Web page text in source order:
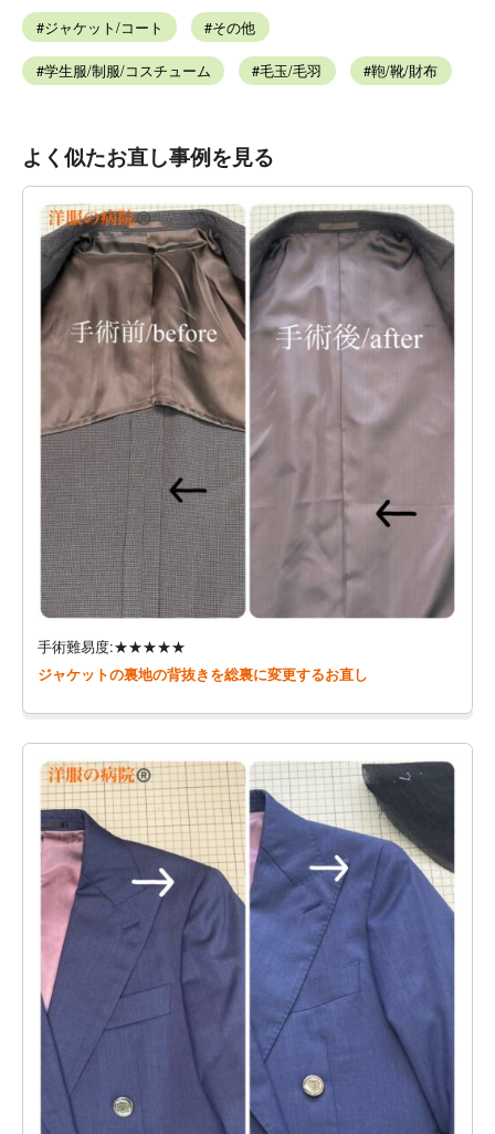
ジャケット/コート その他
学生服/制服/コスチューム 毛玉/毛羽 鞄/靴/財布
よく似たお直し事例を見る
手術難易度:★★★★★
ジャケットの裏地の背抜きを総裏に変更するお直し